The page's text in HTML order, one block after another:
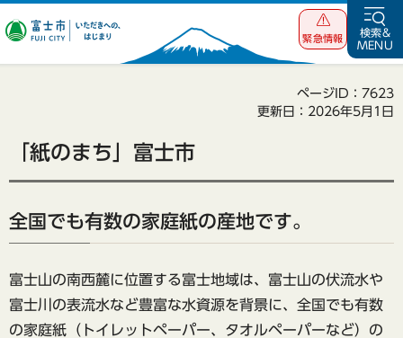
富士市 いただ
緊急情報
検索&
MENU
ページID：7623
更新日：2026年5月1日
「紙のまち」富士市
全国でも有数の家庭紙の産地です。
富士山の南西麓に位置する富士地域は、富士山の伏流水や
富士川の表流水など豊富な水資源を背景に、全国でも有数
の家庭紙（トイレットペーパー、タオルペーパーなど）の